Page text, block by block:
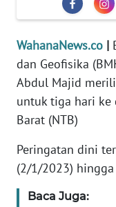
WahanaNews.co |
dan Geofisika
Abdul Majid
untuk tiga hari ke
Barat (NTB)
Peringatan dini
(2/1/2023)
Baca Juga:
OLAHRAGA
OPINI
EDITORIAL
Informasi
INDEKS
BERITA
KONTAK